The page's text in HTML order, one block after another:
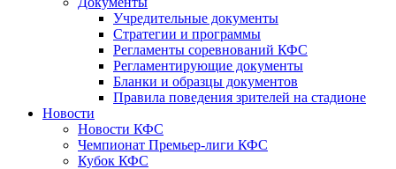
Учредительные документы
Стратегии и программы
Регламенты соревнований КФС
Регламентирующие документы
Бланки и образцы документов
Правила поведения зрителей на стадионе
Новости
Новости КФС
Чемпионат Премьер-лиги КФС
Кубок КФС